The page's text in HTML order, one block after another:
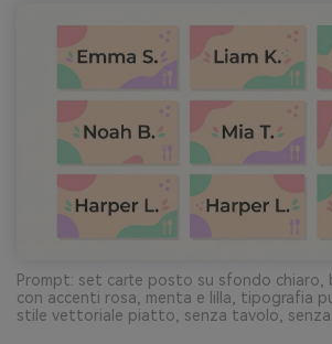
Prompt: set carte posto su sfondo chiaro,
con accenti rosa, menta e lilla, tipografia
stile vettoriale piatto, senza tavolo, senza